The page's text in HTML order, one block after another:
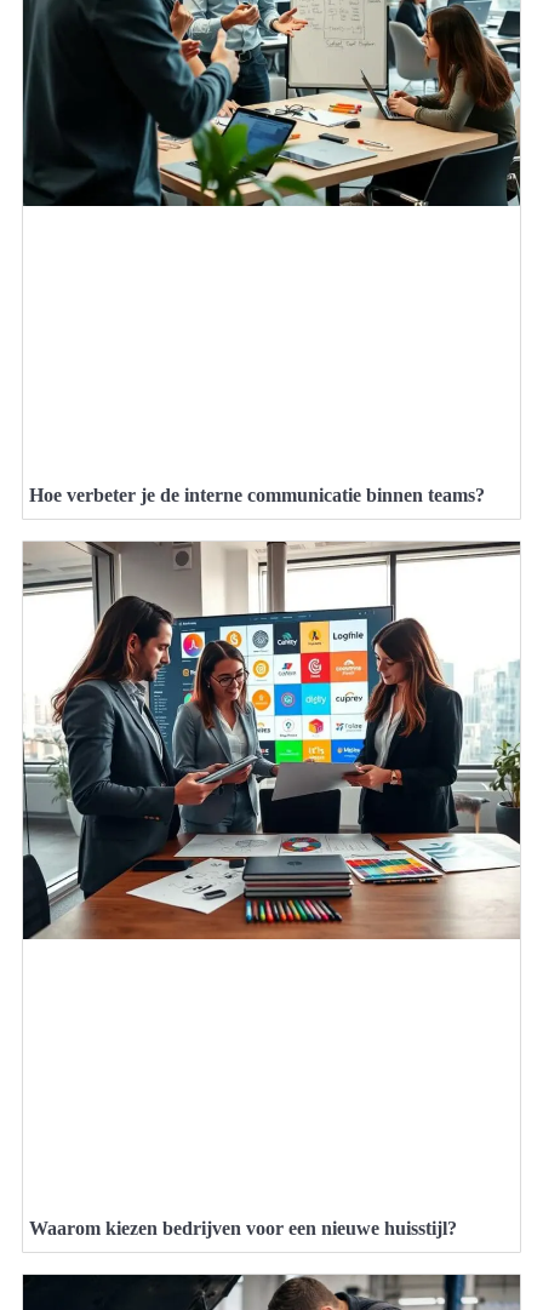
Hoe verbeter je de interne communicatie binnen teams?
Waarom kiezen bedrijven voor een nieuwe huisstijl?